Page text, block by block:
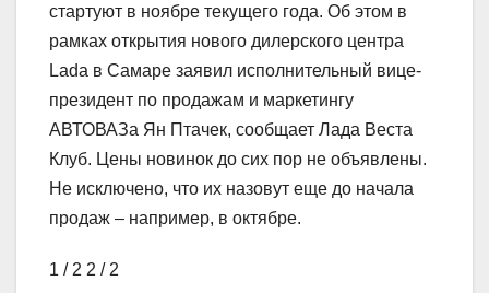
стартуют в ноябре текущего года. Об этом в
рамках открытия нового дилерского центра
Lada в Самаре заявил исполнительный вице-
президент по продажам и маркетингу
АВТОВАЗа Ян Птачек, сообщает Лада Веста
Клуб. Цены новинок до сих пор не объявлены.
Не исключено, что их назовут еще до начала
продаж – например, в октябре.
1 / 2 2 / 2